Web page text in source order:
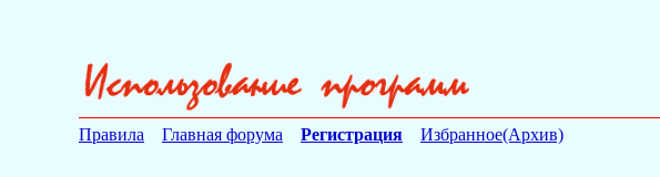
Правила Главная форума Регистрация Избранное(Архив)